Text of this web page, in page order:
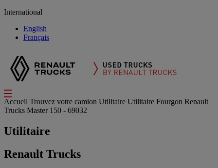
International
English
Français
Accueil Trouvez votre camion Utilitaire Utilitaire Fourgon Renault
Trucks Master 150 - 69032
Utilitaire
Renault Trucks